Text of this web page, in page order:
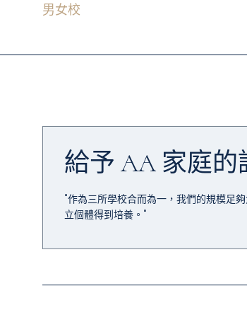
男女校
給予 AA 家庭的
"作為三所學校合而為一，我們的規模足
立個體得到培養。"